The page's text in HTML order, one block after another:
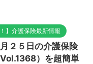
】介護保険最新情報
２５日の介護保険
）を超簡単